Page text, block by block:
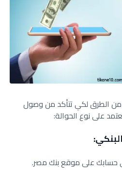
الطرق لكي تتأكد من وصول
على نوع الحوالة:
حسابك على موقع بنك مصر.